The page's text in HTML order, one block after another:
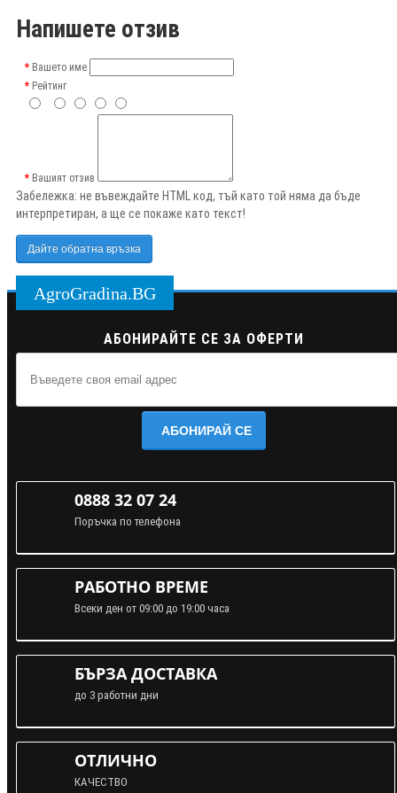
Напишете отзив
Вашето име
Рейтинг
Вашият отзив
Забележка: не въвеждайте HTML код, тъй като той няма да бъде
интерпретиран, а ще се покаже като текст!
Дайте обратна връзка
AgroGradina.BG
АБОНИРАЙТЕ СЕ ЗА ОФЕРТИ
АБОНИРАЙ СЕ
0888 32 07 24
Поръчка по телефона
РАБОТНО ВРЕМЕ
Всеки ден от 09:00 до 19:00 часа
БЪРЗА ДОСТАВКА
до 3 работни дни
ОТЛИЧНО
КАЧЕСТВО